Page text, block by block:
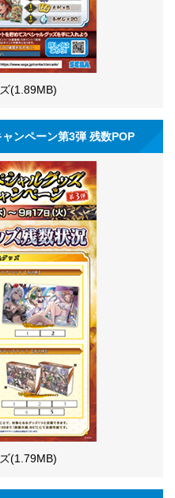
(1.89MB)
ンペーン第3弾 残数POP
(1.79MB)